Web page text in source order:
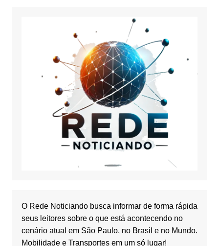
O Rede Noticiando busca informar de forma rápida
seus leitores sobre o que está acontecendo no
cenário atual em São Paulo, no Brasil e no Mundo.
Mobilidade e Transportes em um só lugar!